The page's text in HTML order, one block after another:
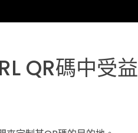
QR碼中受益